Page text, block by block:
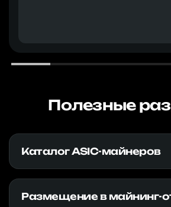
Полезные
Каталог ASIC-майнеров
Размещение в майнинг-